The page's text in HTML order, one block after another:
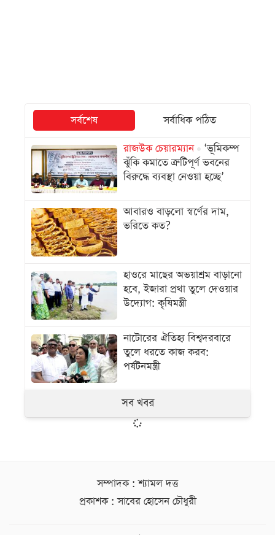
সর্বশেষ
সর্বাধিক পঠিত
রাজউক চেয়ারম্যান
‘ভূমিকম্প
ঝুঁকি কমাতে ত্রুটিপূর্ণ ভবনের
বিরুদ্ধে ব্যবস্থা নেওয়া হচ্ছে’
আবারও বাড়লো স্বর্ণের দাম,
ভরিতে কত?
হাওরে মাছের অভয়াশ্রম বাড়ানো
হবে, ইজারা প্রথা তুলে দেওয়ার
উদ্যোগ: কৃষিমন্ত্রী
নাটোরের ঐতিহ্য বিশ্বদরবারে
তুলে ধরতে কাজ করব:
পর্যটনমন্ত্রী
সব খবর
সম্পাদক : শ্যামল দত্ত
প্রকাশক : সাবের হোসেন চৌধুরী